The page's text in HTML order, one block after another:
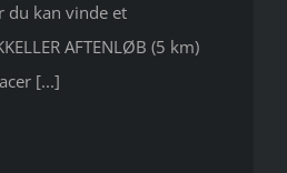
du kan vinde et
AFTENLØB (5 km)
[...]